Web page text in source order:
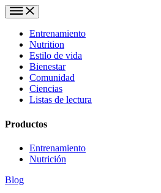
Entrenamiento
Nutrition
Estilo de vida
Bienestar
Comunidad
Ciencias
Listas de lectura
Productos
Entrenamiento
Nutrición
Blog